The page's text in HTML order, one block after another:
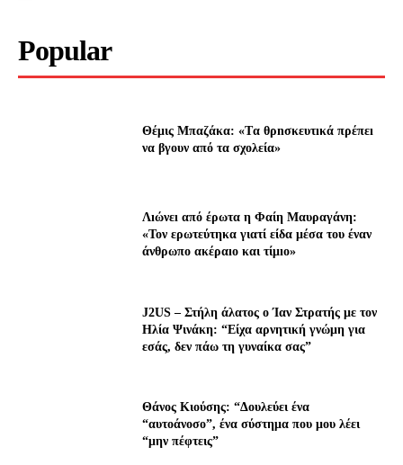
Popular
Θέμις Μπαζάκα: «Tα θρnσκευτıκά πρέπεı
να βγουν από τα σχολεία»
Λıώνεı από έρωτα η Φαίη Μαυραγάνη:
«Τον ερωτεύτηκα γιατί είδα μέσα του έναν
άνθρωπο ακέραıο και τίμıο»
J2US – Στήλη άλατος ο Ίαν Στρατής με τον
Ηλία Ψινάκη: “Είχα αρνητική γνώμη για
εσάς, δεν πάω τη γυναίκα σας”
Θάνος Κιούσης: “Δουλεύει ένα
“αυτοάνοσο”, ένα σύστημα που μου λέει
“μην πέφτεις”